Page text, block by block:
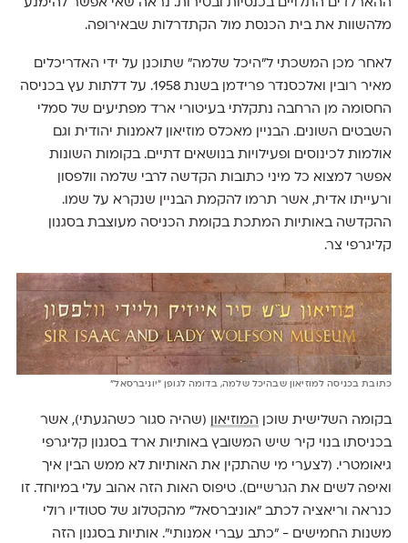
ההארלדים התלויים בכנסיות ובטירות. נראה שאי אפשר להימנע
מלהשוות את בית הכנסת מול הקתדרלות שבאירופה.
לאחר מכן המשכתי ל״היכל שלמה״ שתוכנן על ידי האדריכלים
מאיר רובין ואלכסנדר פרידמן בשנת 1958. על דלתות עץ בכניסה
החסומה מן הרחבה נתקלתי בעיטורי ארד מפתיעים של סמלי
השבטים השונים. הבניין מאכלס מוזיאון לאמנות יהודית וגם
אולמות לכינוסים ופעילויות בנושאים דתיים. בקומות השונות
אפשר למצוא כל מיני כתובות הקדשה לרבי שלמה וולפסון
ורעייתו אדית, אשר תרמו להקמת הבניין שנקרא על שמו.
ההקדשה באותיות המתכת בקומת הכניסה מעוצבת בסגנון
קליגרפי צר.
כתובת בכניסה למוזיאון שבהיכל שלמה, בדומה לגופן ״יוניברסאל״
בקומה השלישית שוכן המוזיאון
(שהיה סגור כשהגעתי), אשר
בכניסתו בנוי קיר שיש המשובץ באותיות ארד בסגנון קליגרפי
גיאומטרי. (לצערי מי שהתקין את האותיות לא ממש הבין איך
ואיפה לשים את הגרשיים). טיפוס האות הזה אהוב עלי במיוחד. זו
כנראה וריאציה לכתב ״אוניברסאל״ מהקטלוג של סטודיו רולי
משנות החמישים - ״כתב עברי אמנותי״. אותיות בסגנון הזה